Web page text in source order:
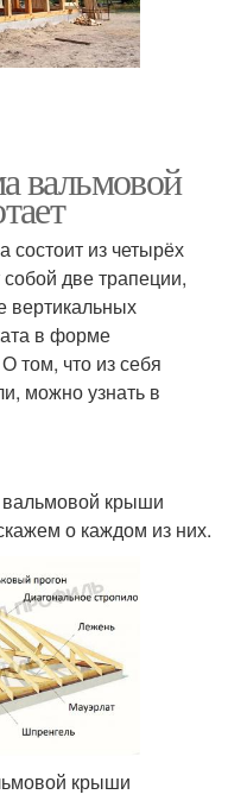
вальмовой
из четырёх
две трапеции,
вертикальных
в форме
том, что из себя
можно узнать в
крыши
о каждом из них.
крыши